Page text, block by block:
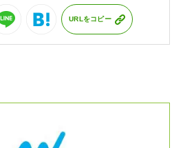
URLをコピー